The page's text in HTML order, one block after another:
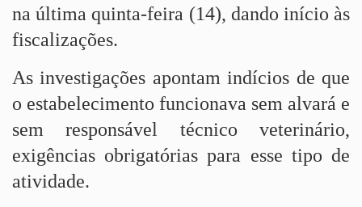
na última quinta-feira (14), dando início às
fiscalizações.
As investigações apontam indícios de que
o estabelecimento funcionava sem alvará e
sem responsável técnico veterinário,
exigências obrigatórias para esse tipo de
atividade.